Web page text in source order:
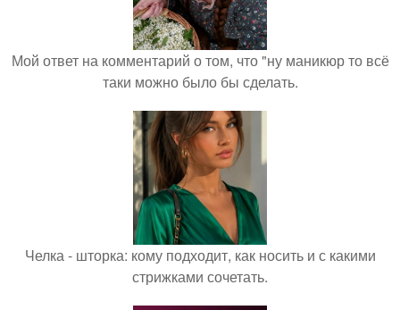
Мой ответ на комментарий о том, что "ну маникюр то всё
таки можно было бы сделать.
Челка - шторка: кому подходит, как носить и с какими
стрижками сочетать.